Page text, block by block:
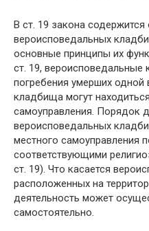
В ст. 19 закона содержится
вероисповедальных
основные принципы их
ст. 19,
погребения умерших
кладбища могут
самоуправления. Порядок
вероисповедальных
местного самоуправления
соответствующими
ст. 19). Что касается
расположенных на
деятельность может
самостоятельно.